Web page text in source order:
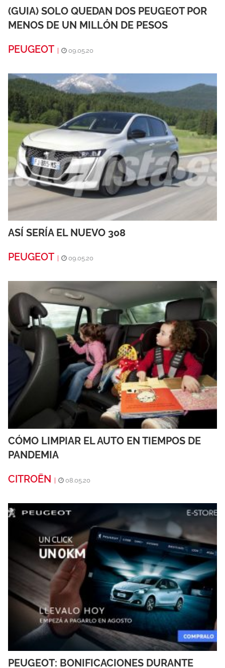
(GUIA) SOLO QUEDAN DOS PEUGEOT POR
MENOS DE UN MILLÓN DE PESOS
PEUGEOT | 09.05.20
ASÍ SERÍA EL NUEVO 308
PEUGEOT
09.05.20
CÓMO LIMPIAR EL AUTO EN TIEMPOS DE
PANDEMIA
CITROËN
08.05.20
PEUGEOT: BONIFICACIONES DURANTE